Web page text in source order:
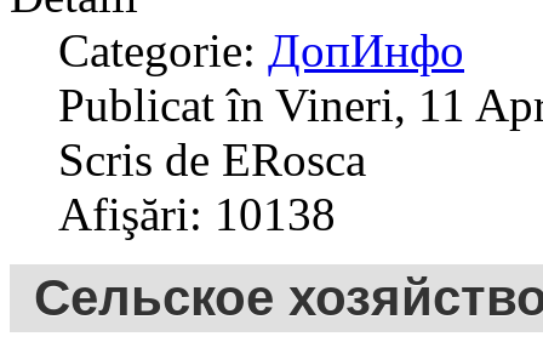
Categorie: ДопИнфо
Publicat în Vineri, 11
Scris de ERosca
Afişări: 10138
Сельское